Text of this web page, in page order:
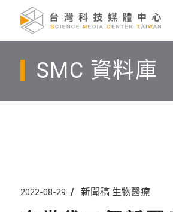
SMC 資料庫
2022-08-29 新聞稿 生物醫療